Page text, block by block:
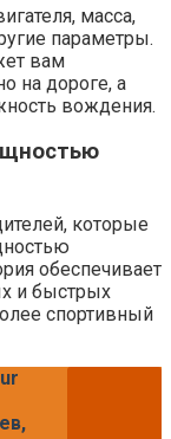
масса,
параметры.
вам
на дороге, а
вождения.
которые
обеспечивает
и быстрых
спортивный